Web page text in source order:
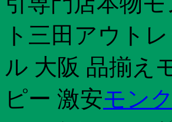
ト三田アウト
ル 大阪 品揃え
ピー 激安モン